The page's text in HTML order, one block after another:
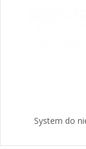
System do